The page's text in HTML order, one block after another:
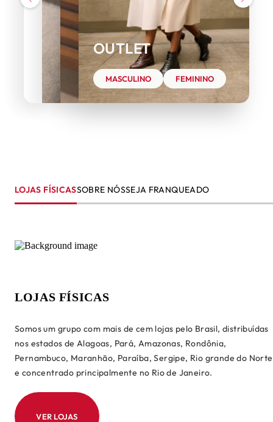
OUTLET
MASCULINO FEMININO
LOJAS FÍSICASSOBRE NÓSSEJA FRANQUEADO
LOJAS FÍSICAS
Somos um grupo com mais de cem lojas pelo Brasil, distribuídas
nos estados de Alagoas, Pará, Amazonas, Rondônia,
Pernambuco, Maranhão, Paraíba, Sergipe, Rio grande do Norte
e concentrado principalmente no Rio de Janeiro.
VER LOJAS